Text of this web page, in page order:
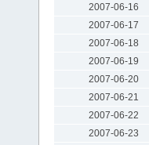
2007-06-16
2007-06-17
2007-06-18
2007-06-19
2007-06-20
2007-06-21
2007-06-22
2007-06-23